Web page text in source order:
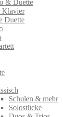
& Duette
Klavier
Duette
Schulen & mehr
Solostücke